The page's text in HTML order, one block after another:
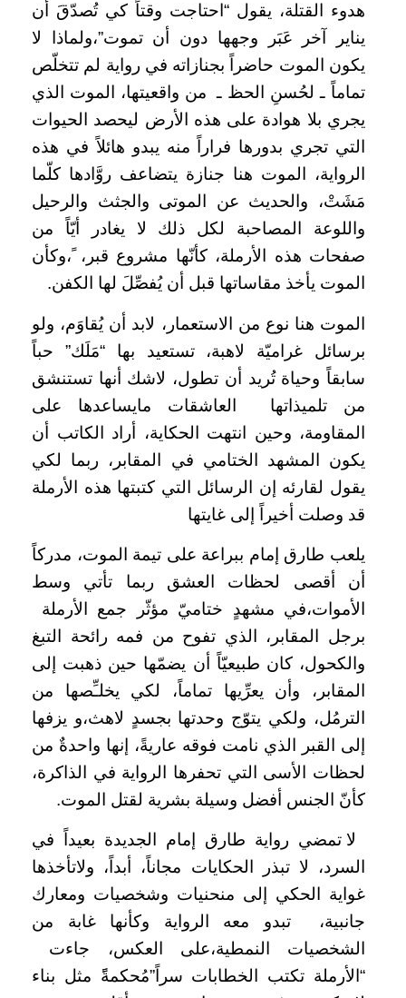
هدوء القتلة، يقول “احتاجت وقتاً كي تُصدّقَ أن
يناير آخر عَبَر وجهها دون أن تموت”،ولماذا لا
يكون الموت حاضراً بجنازاته في رواية لم تتخلّص
تماماً ـ لحُسنِ الحظ ـ من واقعيتها، الموت الذي
يجري بلا هوادة على هذه الأرض ليحصد الحيوات
التي تجري بدورها فراراً منه يبدو هائلاً في هذه
الرواية، الموت هنا جنازة يتضاعف روَّادها كلّما
مَشَتْ، والحديث عن الموتى والجثث والرحيل
واللوعة المصاحبة لكل ذلك لا يغادر أيّاً من
صفحات هذه الأرملة، كأنّها مشروع قبر، ً،وكأن
الموت يأخذ مقاساتها قبل أن يُفصِّلَ لها الكفن.
الموت هنا نوع من الاستعمار، لابد أن يُقاوَم، ولو
برسائل غراميّة لاهبة، تستعيد بها “مَلَك” حباً
سابقاً وحياة تُريد أن تطول، لاشك أنها تستنشق
من تلميذاتها
العاشقات مايساعدها على
المقاومة، وحين انتهت الحكاية، أراد الكاتب أن
يكون المشهد الختامي في المقابر، ربما لكي
يقول لقارئه إن الرسائل التي كتبتها هذه الأرملة
قد وصلت أخيراً إلى غايتها
يلعب طارق إمام ببراعة على تيمة الموت، مدركاً
أن أقصى لحظات العشق ربما تأتي وسط
الأموات،في مشهدٍ ختاميّ مؤثّر جمع الأرملة
برجل المقابر، الذي تفوح من فمه رائحة التبغ
والكحول، كان طبيعيّاً أن يضمّها حين ذهبت إلى
المقابر، وأن يعرِّيها تماماً، لكي يخلـِّصها من
الترمُل، ولكي يتوّج وحدتها بجسدٍ لاهث،و يزفها
إلى القبر الذي نامت فوقه عاريةً، إنها واحدةٌ من
لحظات الأسى التي تحفرها الرواية في الذاكرة،
كأنّ الجنس أفضل وسيلة بشرية لقتل الموت.
لا تمضي رواية طارق إمام الجديدة بعيداً في
السرد، لا تبذر الحكايات مجاناً، أبداً، ولاتأخذها
غواية الحكي إلى منحنيات وشخصيات ومعارك
جانبية،
تبدو معه الرواية وكأنها غابة من
الشخصيات النمطية،على العكس، جاءت
“الأرملة تكتب الخطابات سراً”مُحكمةًً مثل بناء